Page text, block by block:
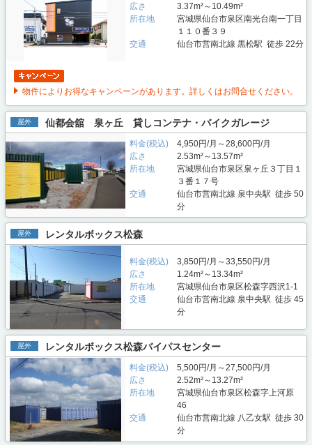
広さ
3.37m²～10.49m²
所在地
宮城県仙台市泉区南光台南一丁目
１１０番３９
交通
仙台市営南北線 黒松駅 徒歩 22分
物件によりお得なキャンペーンがあります。詳しくはお問合せください。
屋外 仙都会舘 泉ヶ丘 貸しコンテナ・バイクガレージ
料金(税込)
4,950円/月～28,600円/月
広さ
2.53m²～13.57m²
所在地
宮城県仙台市泉区泉ヶ丘３丁目１
３番１７号
交通
仙台市営南北線 泉中央駅 徒歩 50
分
屋外 レンタルボックス松森
料金(税込)
3,850円/月～33,550円/月
広さ
1.24m²～13.34m²
所在地
宮城県仙台市泉区松森字西沢1-1
交通
仙台市営南北線 泉中央駅 徒歩 45
分
屋外 レンタルボックス松森バイパスセンター
料金(税込)
5,500円/月～27,500円/月
広さ
2.52m²～13.27m²
所在地
宮城県仙台市泉区松森字上河原
46
交通
仙台市営南北線 八乙女駅 徒歩 30
分